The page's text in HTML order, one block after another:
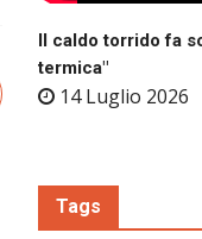
Il caldo torrido fa
termica"
14 Luglio 2026
Tags